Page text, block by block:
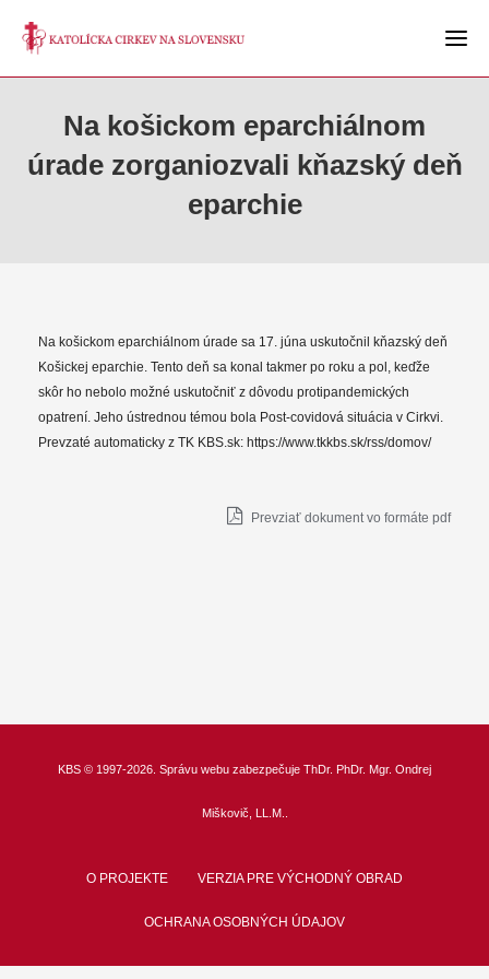
Na košickom eparchiálnom
úrade zorganiozvali kňazský deň
eparchie
Na košickom eparchiálnom úrade sa 17. júna uskutočnil kňazský deň
Košickej eparchie. Tento deň sa konal takmer po roku a pol, keďže
skôr ho nebolo možné uskutočniť z dôvodu protipandemických
opatrení. Jeho ústrednou témou bola Post-covidová situácia v Cirkvi.
Prevzaté automaticky z TK KBS.sk: https://www.tkkbs.sk/rss/domov/
Prevziať dokument vo formáte pdf
KBS © 1997-2026. Správu webu zabezpečuje ThDr. PhDr. Mgr. Ondrej
Miškovič, LL.M.
O PROJEKTE VERZIA PRE VÝCHODNÝ OBRAD
OCHRANA OSOBNÝCH ÚDAJOV